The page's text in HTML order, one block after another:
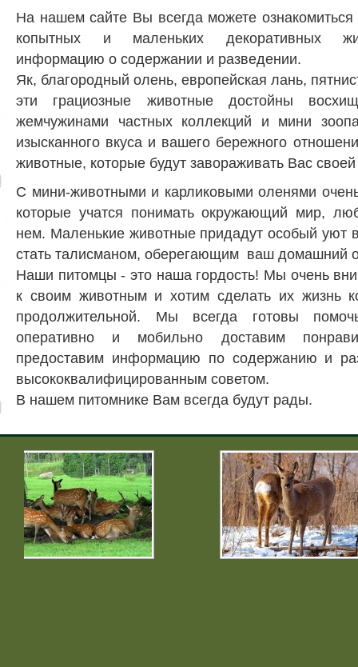
На нашем сайте Вы всегда можете
копытных и маленьких декоративных
информацию о содержании и разведении.
Як, благородный олень, европейская лань,
эти грациозные животные достойны
жемчужинами частных коллекций и мини
изысканного вкуса и вашего бережного
животные, которые будут завораживать Вас своей
С мини-животными и карликовыми оленями
которые учатся понимать окружающий мир,
нем. Маленькие животные придадут особый уют
стать талисманом, оберегающим ваш домашний
Наши питомцы - это наша гордость! Мы очень
к своим животным и хотим сделать их жизнь
продолжительной. Мы всегда готовы
оперативно и мобильно доставим
предоставим информацию по содержанию и
высококвалифицированным советом.
В нашем питомнике Вам всегда будут рады.